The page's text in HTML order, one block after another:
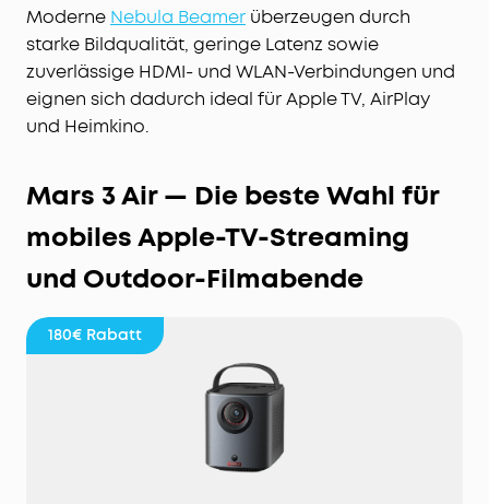
Moderne Nebula Beamer überzeugen durch
starke Bildqualität, geringe Latenz sowie
zuverlässige HDMI- und WLAN-Verbindungen und
eignen sich dadurch ideal für Apple TV, AirPlay
und Heimkino.
Mars 3 Air — Die beste Wahl für
mobiles Apple-TV-Streaming
und Outdoor-Filmabende
180€ Rabatt